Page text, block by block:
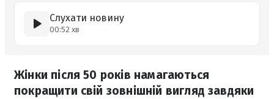
Слухати новину
00:52 хв
Жінки після 50 років намагаються
покращити свій зовнішній вигляд завдяки